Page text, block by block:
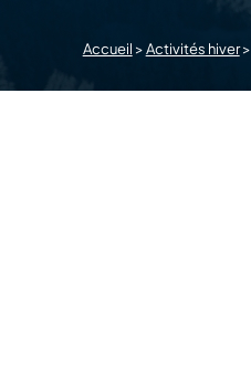
Accueil >Activités hiver>